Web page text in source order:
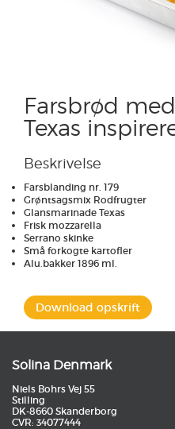
Farsbrød
Texas
Beskrivelse
Farsblanding nr. 179
Grøntsagsmix Rodfrugter
Glansmarinade Texas
Frisk mozzarella
Serrano skinke
Små forkogte kartofler
Alu.bakker 1896 ml.
Download opskrift
Solina Denmark
Niels Bohrs Vej 55
Stilling
DK-8660 Skanderborg
CVR: 34077444